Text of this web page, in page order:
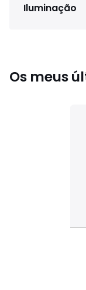
Iluminação
Os meus